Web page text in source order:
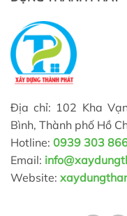
Địa chỉ: 102 Kha
Bình, Thành phố Hồ
Hotline: 0939 303
Email:
Website: